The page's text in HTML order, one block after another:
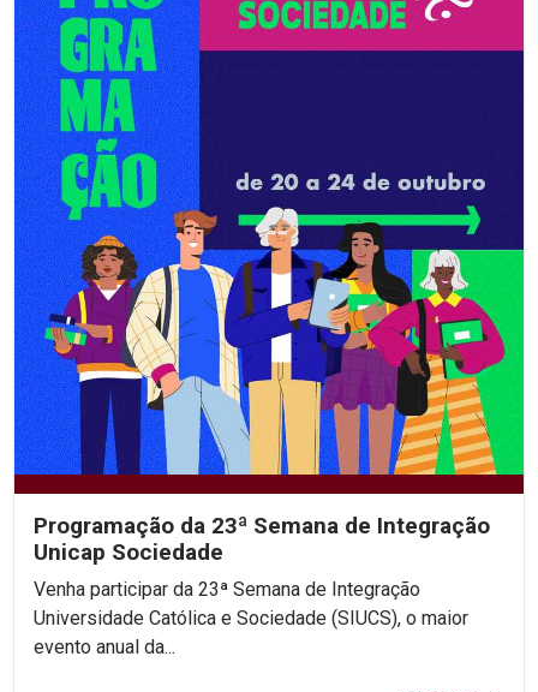
Programação da 23ª Semana de Integração
Unicap Sociedade
Venha participar da 23ª Semana de Integração
Universidade Católica e Sociedade (SIUCS), o maior
evento anual da...